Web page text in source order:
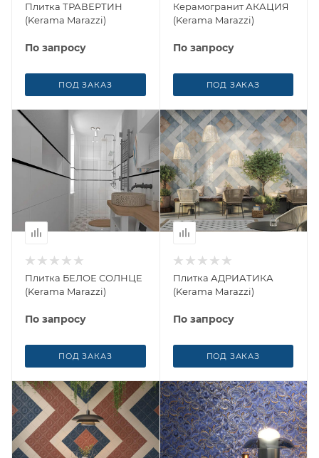
Плитка ТРАВЕРТИН
(Kerama Marazzi)
По запросу
ПОД ЗАКАЗ
Керамогранит АКАЦИЯ
(Kerama Marazzi)
По запросу
ПОД ЗАКАЗ
Плитка БЕЛОЕ СОЛНЦЕ
(Kerama Marazzi)
По запросу
ПОД ЗАКАЗ
Плитка АДРИАТИКА
(Kerama Marazzi)
По запросу
ПОД ЗАКАЗ